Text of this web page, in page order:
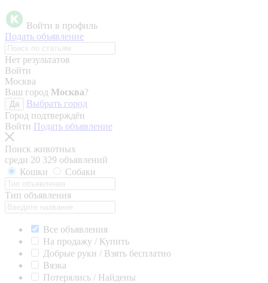
Войти в профиль
Подать объявление
Нет результатов
Войти
Москва
Ваш город Москва?
Да
Выбрать город
Город подтверждён
Войти Подать объявление
Поиск животных
среди 20 329 объявлений
Кошки
Собаки
Тип объявления
Все объявления
На продажу / Купить
Добрые руки / Взять бесплатно
Вязка
Потерялись / Найдены